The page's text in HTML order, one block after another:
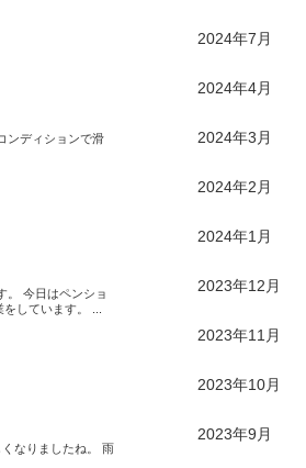
ンディションで滑
。 今日はペンショ
しています。 ...
なりましたね。 雨
2024年7月
2024年4月
2024年3月
2024年2月
2024年1月
2023年12月
2023年11月
2023年10月
2023年9月